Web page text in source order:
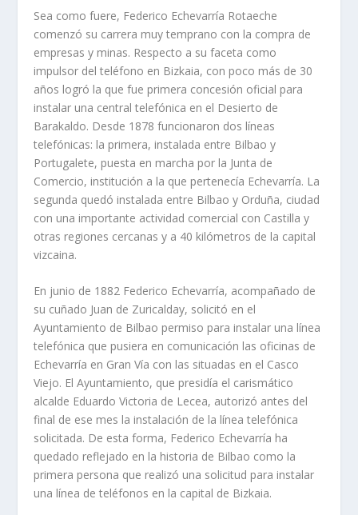
Sea como fuere, Federico Echevarría Rotaeche
comenzó su carrera muy temprano con la compra de
empresas y minas. Respecto a su faceta como
impulsor del teléfono en Bizkaia, con poco más de 30
años logró la que fue primera concesión oficial para
instalar una central telefónica en el Desierto de
Barakaldo. Desde 1878 funcionaron dos líneas
telefónicas: la primera, instalada entre Bilbao y
Portugalete, puesta en marcha por la Junta de
Comercio, institución a la que pertenecía Echevarría. La
segunda quedó instalada entre Bilbao y Orduña, ciudad
con una importante actividad comercial con Castilla y
otras regiones cercanas y a 40 kilómetros de la capital
vizcaina.
En junio de 1882 Federico Echevarría, acompañado de
su cuñado Juan de Zuricalday, solicitó en el
Ayuntamiento de Bilbao permiso para instalar una línea
telefónica que pusiera en comunicación las oficinas de
Echevarría en Gran Vía con las situadas en el Casco
Viejo. El Ayuntamiento, que presidía el carismático
alcalde Eduardo Victoria de Lecea, autorizó antes del
final de ese mes la instalación de la línea telefónica
solicitada. De esta forma, Federico Echevarría ha
quedado reflejado en la historia de Bilbao como la
primera persona que realizó una solicitud para instalar
una línea de teléfonos en la capital de Bizkaia.